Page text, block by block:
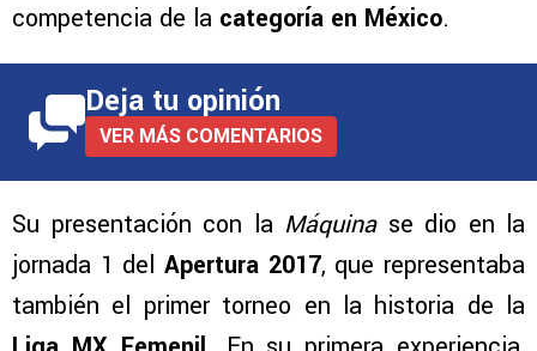
competencia de la categoría en México.
Deja tu opinión
VER MÁS COMENTARIOS
Su presentación con la Máquinase dio en la
jornada 1 del Apertura 2017, que representaba
también el primer torneo en la historia de la